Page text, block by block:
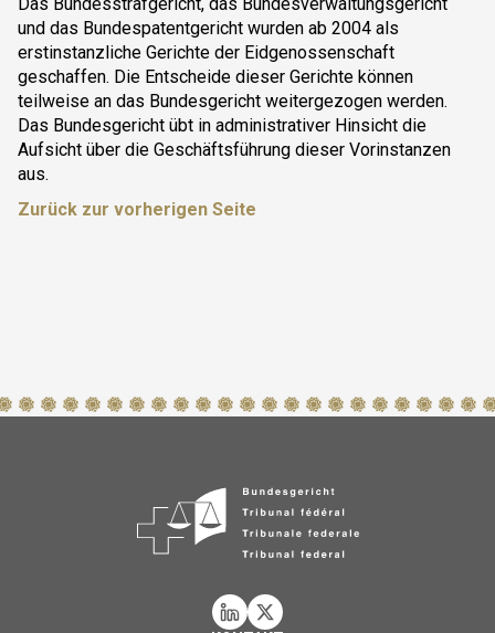
und das Bundespatentgericht wurden ab 2004 als
erstinstanzliche Gerichte der Eidgenossenschaft
geschaffen. Die Entscheide dieser Gerichte können
teilweise an das Bundesgericht weitergezogen werden.
Das Bundesgericht übt in administrativer Hinsicht die
Aufsicht über die Geschäftsführung dieser Vorinstanzen
aus.
Zurück zur vorherigen Seite